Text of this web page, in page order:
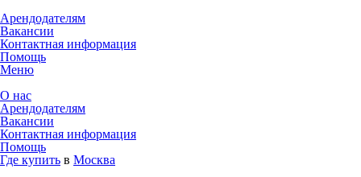
Арендодателям
Вакансии
Контактная информация
Помощь
Меню
О нас
Арендодателям
Вакансии
Контактная информация
Помощь
Где купить в Москва